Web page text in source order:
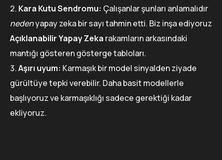
Kara Kutu Sendromu: Çalışanlar şunları anlamalıdır
nedenyapay zeka bir sayı tahmin etti. Biz inşa ediyoruz
Açıklanabilir Yapay Zeka rakamların arkasındaki
mantığı gösteren gösterge tabloları.
Aşırı uyum: Karmaşık bir model sinyalden ziyade
gürültüye tepki verebilir. Daha basit modellerle
başlıyoruz ve karmaşıklığı sadece gerektiği kadar
ekliyoruz.